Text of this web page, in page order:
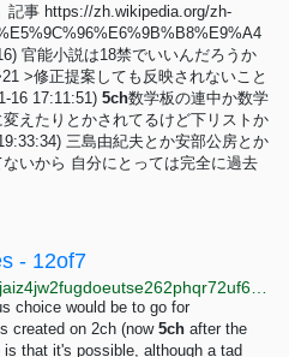
記事 https://zh.wikipedia.org/zh-
官能小説は18禁でいいんだろうか
>修正提案しても反映されないこと
16 17:11:51) 5ch数学板の連中か数学
えたりとかされてるけど下リストか
三島由紀夫とか安部公房とか
いから 自分にとっては完全に過去
- 12of7
choice would be to go for
created on 2ch (now 5ch after the
that it's possible, although a tad